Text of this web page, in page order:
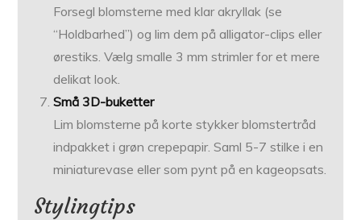
Forsegl blomsterne med klar akryllak (se
“Holdbarhed”) og lim dem på alligator-clips eller
ørestiks. Vælg smalle 3 mm strimler for et mere
delikat look.
Små 3D-buketter
Lim blomsterne på korte stykker blomstertråd
indpakket i grøn crepepapir. Saml 5-7 stilke i en
miniaturevase eller som pynt på en kageopsats.
Stylingtips